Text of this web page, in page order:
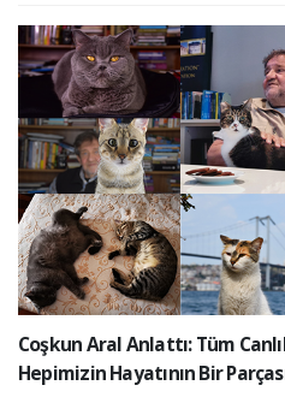
Coşkun Aral Anlattı: Tüm
Hepimizin Hayatının Bir